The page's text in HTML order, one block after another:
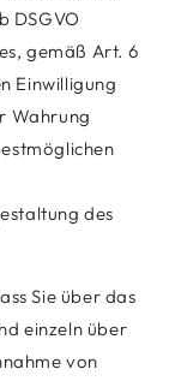
DSGVO
gemäß Art. 6
Einwilligung
Wahrung
des
Sie über das
einzeln über
von